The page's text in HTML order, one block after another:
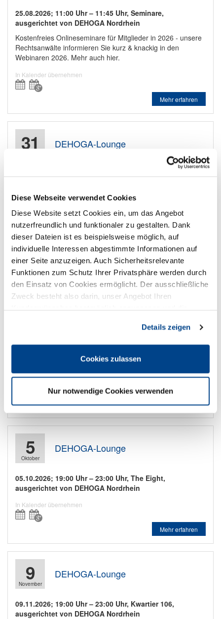
Diese Webseite verwendet Cookies
Diese Website setzt Cookies ein, um das Angebot
nutzerfreundlich und funktionaler zu gestalten. Dank
dieser Dateien ist es beispielsweise möglich, auf
individuelle Interessen abgestimmte Informationen auf
einer Seite anzuzeigen. Auch Sicherheitsrelevante
Funktionen zum Schutz Ihrer Privatsphäre werden durch
den Einsatz von Cookies ermöglicht. Der ausschließliche
Zweck besteht also darin, unser Angebot Ihren
Details zeigen
Cookies zulassen
Nur notwendige Cookies verwenden
25.08.2026; 11:00 Uhr – 11:45 Uhr, Seminare,
ausgerichtet von DEHOGA Nordrhein
Kostenfreies Onlineseminare für Mitglieder in 2026 - unsere
Rechtsanwälte informieren Sie kurz & knackig in den
Webinaren 2026. Mehr auch hier.
In Kalender übernehmen
Mehr erfahren
DEHOGA-Lounge
31
In Kalender übernehmen
Mehr erfahren
Webinar: „Wie läuft ein
Arbeitsgerichtsverfahren?
Von der Klage bis zum
Ergebnis.“
28
Kostenfreies Onlineseminare für Mitglieder in 2026 - unsere
Webinaren 2026. Mehr auch hier.
In Kalender übernehmen
Mehr erfahren
DEHOGA-Lounge
Oktober
5
05.10.2026; 19:00 Uhr – 23:00 Uhr, The Eight,
ausgerichtet von DEHOGA Nordrhein
In Kalender übernehmen
Mehr erfahren
DEHOGA-Lounge
November
9
09.11.2026; 19:00 Uhr – 23:00 Uhr, Kwartier 106,
ausgerichtet von DEHOGA Nordrhein